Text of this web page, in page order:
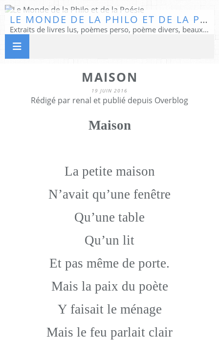
LE MONDE DE LA PHILO ET DE LA POÉSIE
Extraits de livres lus, poèmes perso, poème divers, beaux textes...
MAISON
19 JUIN 2016
Rédigé par renal et publié depuis Overblog
Maison
La petite maison
N’avait qu’une fenêtre
Qu’une table
Qu’un lit
Et pas même de porte.
Mais la paix du poète
Y faisait le ménage
Mais le feu parlait clair